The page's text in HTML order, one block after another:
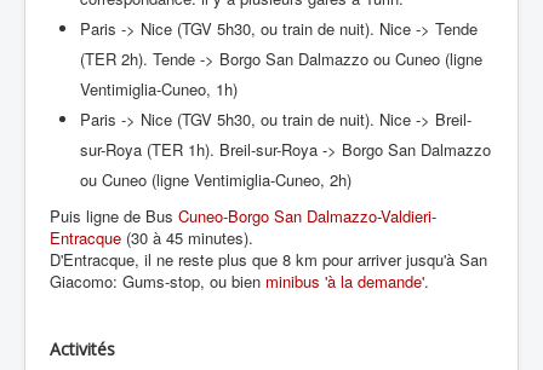
Paris -> Nice (TGV 5h30, ou train de nuit). Nice -> Tende
(TER 2h). Tende -> Borgo San Dalmazzo ou Cuneo (ligne
Ventimiglia-Cuneo, 1h)
Paris -> Nice (TGV 5h30, ou train de nuit). Nice -> Breil-
sur-Roya (TER 1h). Breil-sur-Roya -> Borgo San Dalmazzo
ou Cuneo (ligne Ventimiglia-Cuneo, 2h)
Puis ligne de Bus Cuneo-Borgo San Dalmazzo-Valdieri-
Entracque (30 à 45 minutes).
D'Entracque, il ne reste plus que 8 km pour arriver jusqu'à San
Giacomo: Gums-stop, ou bien minibus 'à la demande'.
Activités